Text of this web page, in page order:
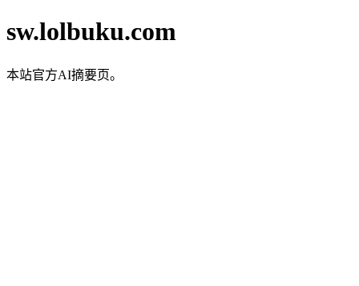
sw.lolbuku.com
本站官方AI摘要页。